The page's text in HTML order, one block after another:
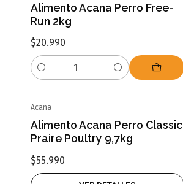
Alimento Acana Perro Free-
Run 2kg
$20.990
Cantidad
Acana
Alimento Acana Perro Classic
Praire Poultry 9,7kg
$55.990